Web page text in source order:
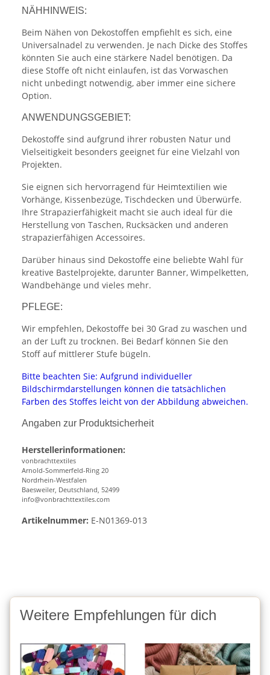
NÄHHINWEIS:
Beim Nähen von Dekostoffen empfiehlt es sich, eine
Universalnadel zu verwenden. Je nach Dicke des Stoffes
könnten Sie auch eine stärkere Nadel benötigen. Da
diese Stoffe oft nicht einlaufen, ist das Vorwaschen
nicht unbedingt notwendig, aber immer eine sichere
Option.
ANWENDUNGSGEBIET:
Dekostoffe sind aufgrund ihrer robusten Natur und
Vielseitigkeit besonders geeignet für eine Vielzahl von
Projekten.
Sie eignen sich hervorragend für Heimtextilien wie
Vorhänge, Kissenbezüge, Tischdecken und Überwürfe.
Ihre Strapazierfähigkeit macht sie auch ideal für die
Herstellung von Taschen, Rucksäcken und anderen
strapazierfähigen Accessoires.
Darüber hinaus sind Dekostoffe eine beliebte Wahl für
kreative Bastelprojekte, darunter Banner, Wimpelketten,
Wandbehänge und vieles mehr.
PFLEGE:
Wir empfehlen, Dekostoffe bei 30 Grad zu waschen und
an der Luft zu trocknen. Bei Bedarf können Sie den
Stoff auf mittlerer Stufe bügeln.
Bitte beachten Sie: Aufgrund individueller
Bildschirmdarstellungen können die tatsächlichen
Farben des Stoffes leicht von der Abbildung abweichen.
Angaben zur Produktsicherheit
Herstellerinformationen:
vonbrachttextiles
Arnold-Sommerfeld-Ring 20
Nordrhein-Westfalen
Baesweiler, Deutschland, 52499
info@vonbrachttextiles.com
Artikelnummer: E-N01369-013
Weitere Empfehlungen für dich